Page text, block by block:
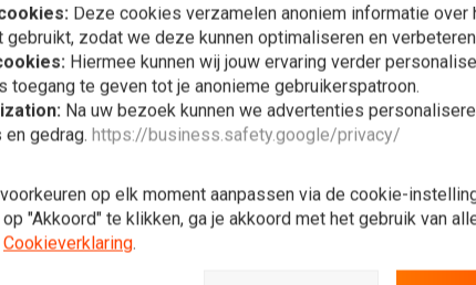
Deze cookies verzamelen anoniem informatie over
zodat we deze kunnen optimaliseren en
Hiermee kunnen wij jouw ervaring verder
toegang te geven tot je anonieme gebruikerspatroon.
Na uw bezoek kunnen we advertenties
gedrag. https://business.safety.google/privacy/
op elk moment aanpassen via de cookie-
"Akkoord" te klikken, ga je akkoord met het gebruik van
Cookieverklaring.